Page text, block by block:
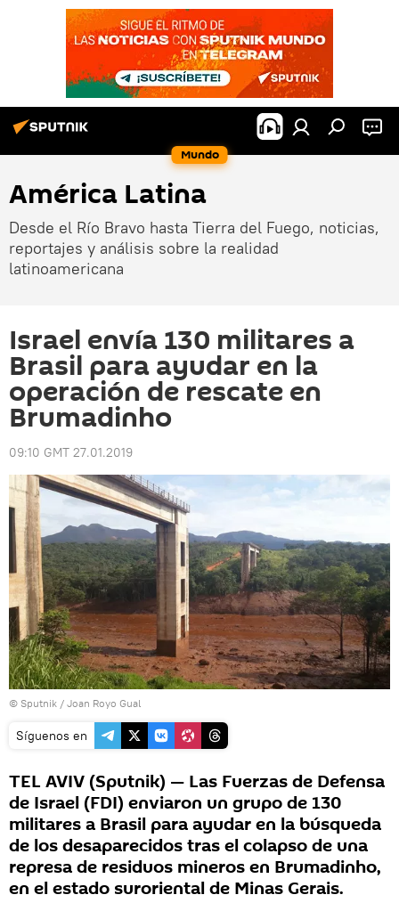
Mundo
América Latina
Desde el Río Bravo hasta Tierra del Fuego, noticias,
reportajes y análisis sobre la realidad
latinoamericana
Israel envía 130 militares a
Brasil para ayudar en la
operación de rescate en
Brumadinho
09:10 GMT 27.01.2019
© Sputnik / Joan Royo Gual
Síguenos en
TEL AVIV (Sputnik) — Las Fuerzas de Defensa
de Israel (FDI) enviaron un grupo de 130
militares a Brasil para ayudar en la búsqueda
de los desaparecidos tras el colapso de una
represa de residuos mineros en Brumadinho,
en el estado suroriental de Minas Gerais.